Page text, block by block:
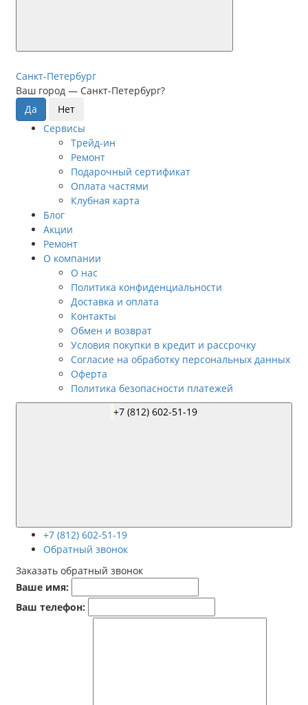
Санкт-Петербург
Ваш город — Санкт-Петербург?
Сервисы
Трейд-ин
Ремонт
Подарочный сертификат
Оплата частями
Клубная карта
Блог
Акции
Ремонт
О компании
О нас
Политика конфиденциальности
Доставка и оплата
Контакты
Обмен и возврат
Условия покупки в кредит и рассрочку
Согласие на обработку персональных данных
Оферта
Политика безопасности платежей
+7 (812) 602-51-19
Обратный звонок
Заказать обратный звонок
Ваше имя:
Ваш телефон: